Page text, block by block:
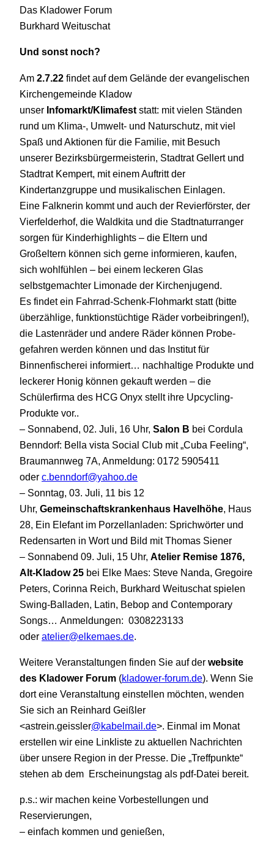
Das Kladower Forum
Burkhard Weituschat
Und sonst noch?
Am 2.7.22 findet auf dem Gelände der evangelischen
Kirchengemeinde Kladow
unser Infomarkt/Klimafest statt: mit vielen Ständen
rund um Klima-, Umwelt- und Naturschutz, mit viel
Spaß und Aktionen für die Familie, mit Besuch
unserer Bezirksbürgermeisterin, Stadtrat Gellert und
Stadtrat Kempert, mit einem Auftritt der
Kindertanzgruppe und musikalischen Einlagen.
Eine Falknerin kommt und auch der Revierförster, der
Vierfelderhof, die Waldkita und die Stadtnaturranger
sorgen für Kinderhighlights – die Eltern und
Großeltern können sich gerne informieren, kaufen,
sich wohlfühlen – bei einem leckeren Glas
selbstgemachter Limonade der Kirchenjugend.
Es findet ein Fahrrad-Schenk-Flohmarkt statt (bitte
überzählige, funktionstüchtige Räder vorbeibringen!),
die Lastenräder und andere Räder können Probe-
gefahren werden können und das Institut für
Binnenfischerei informiert… nachhaltige Produkte und
leckerer Honig können gekauft werden – die
Schülerfirma des HCG Onyx stellt ihre Upcycling-
Produkte vor..
– Sonnabend, 02. Juli, 16 Uhr, Salon B bei Cordula
Benndorf: Bella vista Social Club mit „Cuba Feeling“,
Braumannweg 7A, Anmeldung: 0172 5905411
oder c.benndorf@yahoo.de
– Sonntag, 03. Juli, 11 bis 12
Uhr, Gemeinschaftskrankenhaus Havelhöhe , Haus
28, Ein Elefant im Porzellanladen: Sprichwörter und
Redensarten in Wort und Bild mit Thomas Siener
– Sonnabend 09. Juli, 15 Uhr, Atelier Remise 1876,
Alt-Kladow 25 bei Elke Maes: Steve Nanda, Gregoire
Peters, Corinna Reich, Burkhard Weituschat spielen
Swing-Balladen, Latin, Bebop and Contemporary
Songs… Anmeldungen: 0308223133
oder atelier@elkemaes.de
Weitere Veranstaltungen finden Sie auf der website
des Kladower Forum (kladower-forum.de). Wenn Sie
dort eine Veranstaltung einstellen möchten, wenden
Sie sich an Reinhard Geißler
<astrein.geissler@kabelmail.de>. Einmal im Monat
erstellen wir eine Linkliste zu aktuellen Nachrichten
über unsere Region in der Presse. Die „Treffpunkte“
stehen ab dem Erscheinungstag als pdf-Datei bereit.
p.s.: wir machen keine Vorbestellungen und
Reservierungen,
– einfach kommen und genießen,